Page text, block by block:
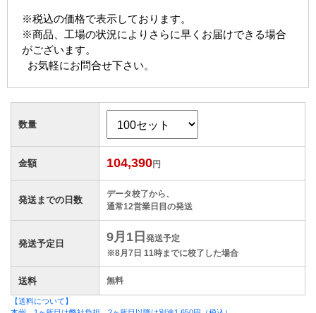
※税込の価格で表示しております。
※商品、工場の状況によりさらに早くお届けできる場合
がございます。
お気軽にお問合せ下さい。
数量
金額 104,390円
発送までの日数
データ校了から、
通常12営業日目の発送
発送予定日 9月1日 発送予定
※8月7日 11時までに校了した場合
送料 無料
【送料について】